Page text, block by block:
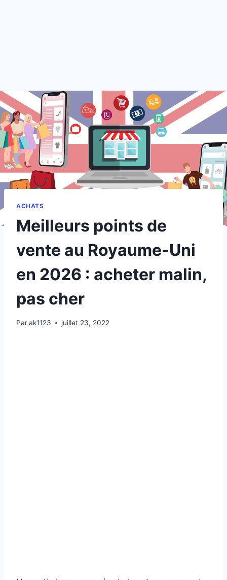
ACHATS
Meilleurs points de
vente au Royaume-Uni
en 2026 : acheter malin,
pas cher
Parak1123 juillet 23, 2022